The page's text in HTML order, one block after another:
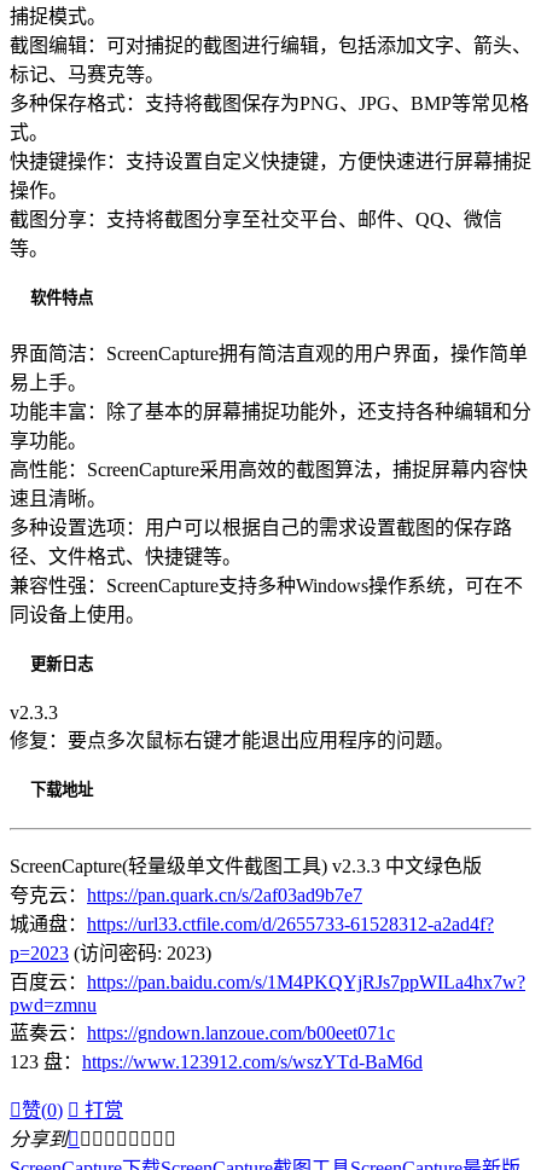
捕捉模式。
截图编辑：可对捕捉的截图进行编辑，包括添加文字、箭头、
标记、马赛克等。
多种保存格式：支持将截图保存为PNG、JPG、BMP等常见格
式。
快捷键操作：支持设置自定义快捷键，方便快速进行屏幕捕捉
操作。
截图分享：支持将截图分享至社交平台、邮件、QQ、微信
等。
软件特点
界面简洁：ScreenCapture拥有简洁直观的用户界面，操作简单
易上手。
功能丰富：除了基本的屏幕捕捉功能外，还支持各种编辑和分
享功能。
高性能：ScreenCapture采用高效的截图算法，捕捉屏幕内容快
速且清晰。
多种设置选项：用户可以根据自己的需求设置截图的保存路
径、文件格式、快捷键等。
兼容性强：ScreenCapture支持多种Windows操作系统，可在不
同设备上使用。
更新日志
v2.3.3
修复：要点多次鼠标右键才能退出应用程序的问题。
下载地址
ScreenCapture(轻量级单文件截图工具) v2.3.3 中文绿色版
夸克云： https://pan.quark.cn/s/2af03ad9b7e7
城通盘： https://url33.ctfile.com/d/2655733-61528312-a2ad4f?
p=2023 (访问密码: 2023)
百度云： https://pan.baidu.com/s/1M4PKQYjRJs7ppWILa4hx7w?
pwd=zmnu
蓝奏云： https://gndown.lanzoue.com/b00eet071c
123 盘： https://www.123912.com/s/wszYTd-BaM6d
赞(0)  打赏
分享到        